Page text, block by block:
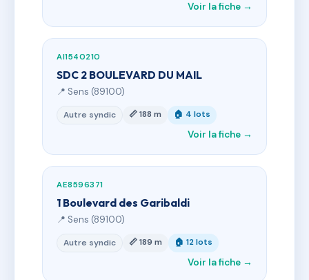
Voir la fiche →
AI1540210
SDC 2 BOULEVARD DU MAIL
📍 Sens (89100)
Autre syndic 📏 188 m 🏠 4 lots
Voir la fiche →
AE8596371
1 Boulevard des Garibaldi
📍 Sens (89100)
Autre syndic 📏 189 m 🏠 12 lots
Voir la fiche →